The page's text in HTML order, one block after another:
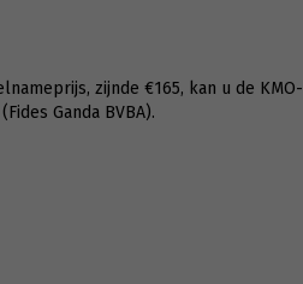
zijnde €165, kan u de KMO-
Ganda BVBA).